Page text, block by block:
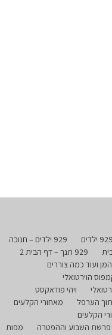
929 ילדים
929 ילדים – חנוכה
929 תנך – דף הבית 2
המן ועוד כמה צוררים
הוירטואלי
ויהי פודאקסט
הערפל
מאחורי הקלעים
הקלעים
פרשת השבוע וההפטרה
מפות